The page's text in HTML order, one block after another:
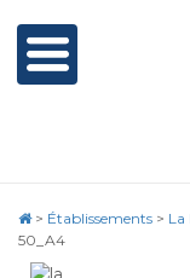
> Établissements > La
50_A4